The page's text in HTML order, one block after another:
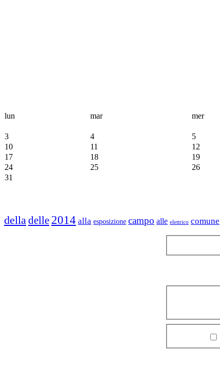
lun
mar mer
3
4 5
10
11 12
17
18 19
24
25 26
31
della delle 2014 alla esposizione campo alle elettrico comune